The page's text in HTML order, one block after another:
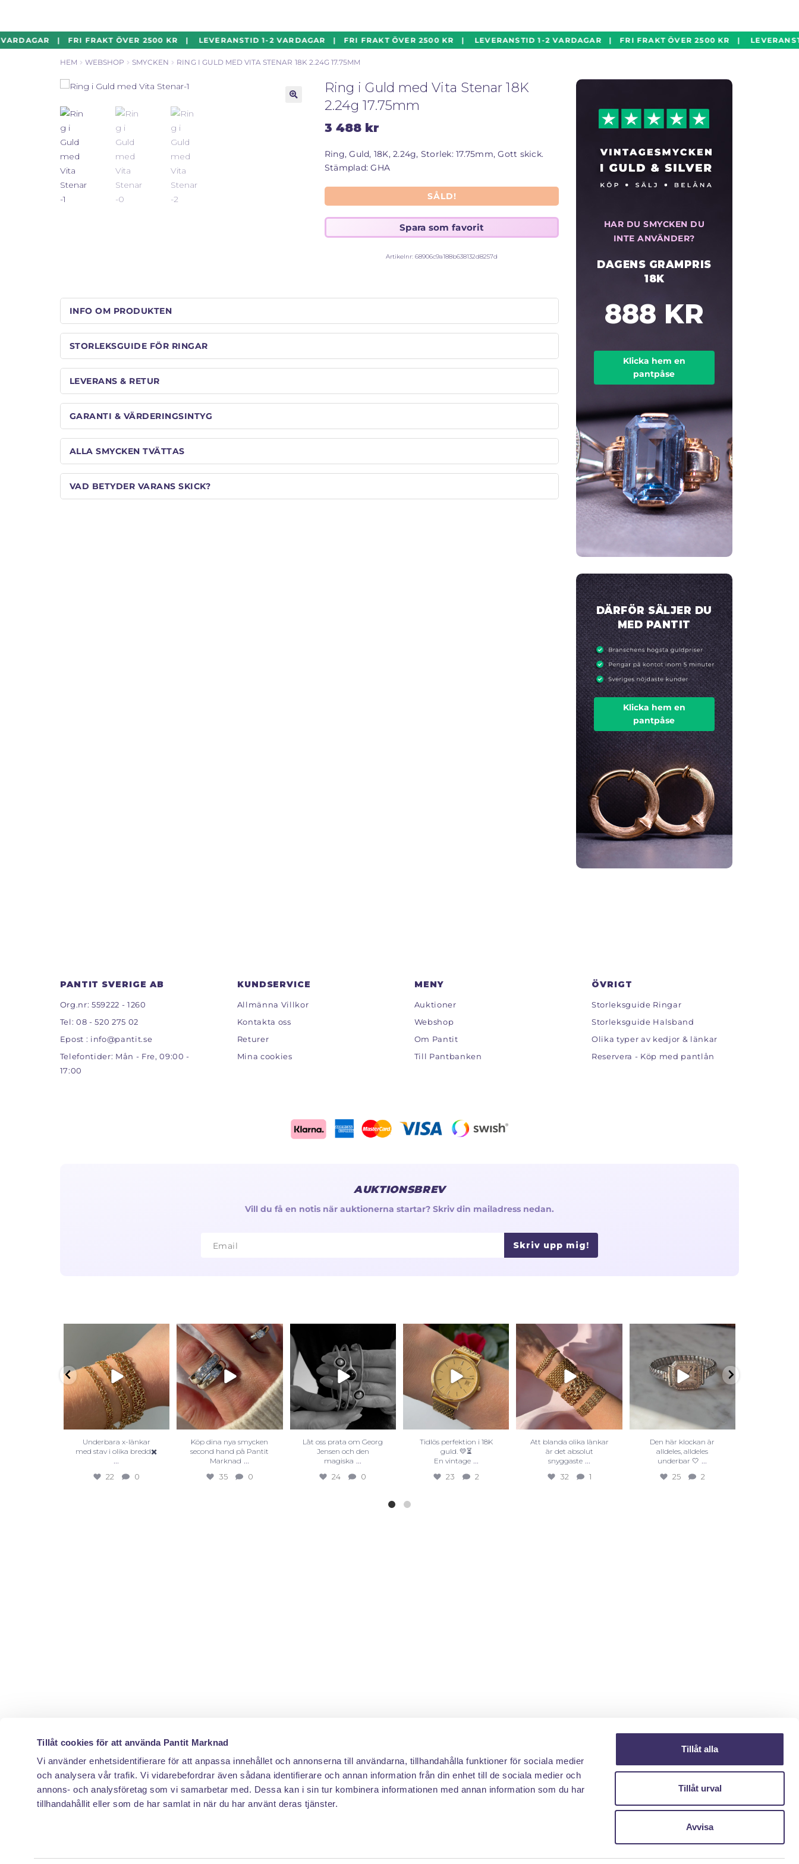
Tillåt cookies för att använda Pantit Marknad
Vi använder enhetsidentifierare för att anpassa innehållet och annonserna till användarna, tillhandahålla funktioner för sociala medier
och analysera vår trafik. Vi vidarebefordrar även sådana identifierare och annan information från din enhet till de sociala medier och
annons- och analysföretag som vi samarbetar med. Dessa kan i sin tur kombinera informationen med annan information som du har
tillhandahållit eller som de har samlat in när du har använt deras tjänster.
Tillåt alla
Tillåt urval
Avvisa
Hoppa
till
navigering
Hoppa
till
innehåll
| FRI FRAKT ÖVER 2500 KR | LEVERANSTID 1-2 VARDAGAR | FRI FRAKT ÖVER 2500 KR | LEVERANSTID 1-2 VARDAGAR | FRI FRAKT ÖVER 2500 KR |
HEM WEBSHOP SMYCKEN RING I GULD MED VITA STENAR 18K 2.24G 17.75MM
Ring i Guld med Vita Stenar 18K
2.24g 17.75mm
3 488 kr
Ring, Guld, 18K, 2.24g, Storlek: 17.75mm, Gott skick.
Stämplad: GHA
SÅLD!
Artikelnr:68906c9a188b638132d8257d
INFO OM PRODUKTEN
STORLEKSGUIDE FÖR RINGAR
LEVERANS & RETUR
GARANTI & VÄRDERINGSINTYG
ALLA SMYCKEN TVÄTTAS
VAD BETYDER VARANS SKICK?
HAR DU SMYCKEN DU
INTE ANVÄNDER?
DAGENS GRAMPRIS
18K
888 KR
Klicka hem en
pantpåse
DÄRFÖR SÄLJER DU
MED PANTIT
Klicka hem en
pantpåse
PANTIT SVERIGE AB
Org.nr: 559222 - 1260
Tel:08 - 520 275 02
Epost : info@pantit.se
Telefontider: Mån - Fre, 09:00 -
17:00
KUNDSERVICE
Allmänna Villkor
Kontakta oss
Returer
Mina cookies
MENY
Auktioner
Webshop
Om Pantit
Till Pantbanken
ÖVRIGT
Storleksguide Ringar
Storleksguide Halsband
Olika typer av kedjor & länkar
Reservera - Köp med pantlån
AUKTIONSBREV
Vill du få en notis när auktionerna startar? Skriv din mailadress nedan.
Email
Email Skriv upp mig!
Underbara x-länkar
med stav i olika bredd✖️
...
22 0
Köp dina nya smycken
second hand på Pantit
Marknad ...
35 0
Låt oss prata om Georg
Jensen och den
magiska ...
24 0
Tidlös perfektion i 18K
guld. 💛⏳
En vintage ...
23 2
Att blanda olika länkar
är det absolut
snyggaste ...
32 1
Den här klockan är
alldeles, alldeles
underbar 🤍 ...
25 2